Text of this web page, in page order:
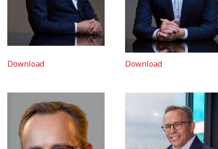
Download Download